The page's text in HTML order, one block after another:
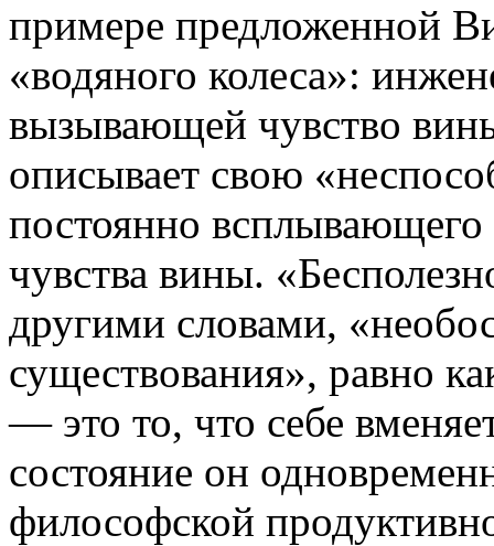
примере предложенной
«водяного колеса»:
вызывающей чувство
описывает свою
постоянно
чувства вины.
другими словами,
существования», равно
— это то, что себе
состояние он
философской